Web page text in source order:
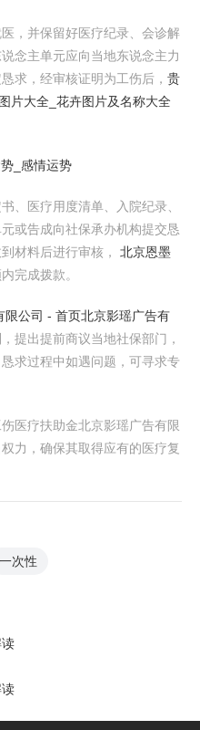
，并保留好医疗纪录、会诊解
念主单元应向当地东说念主力
求，经审核证明为工伤后， 贵
片大全_花卉图片及名称大全
_感情运势
、医疗用度清单、入院纪录、
或告成向社保承办机构提交恳
材料后进行审核， 北京恩墨
完成拨款。
限公司 - 首页北京影瑶广告有
提出提前商议当地社保部门，
求过程中如遇问题，可寻求专
医疗扶助金北京影瑶广告有限
力，确保其取得应有的医疗复
一次性